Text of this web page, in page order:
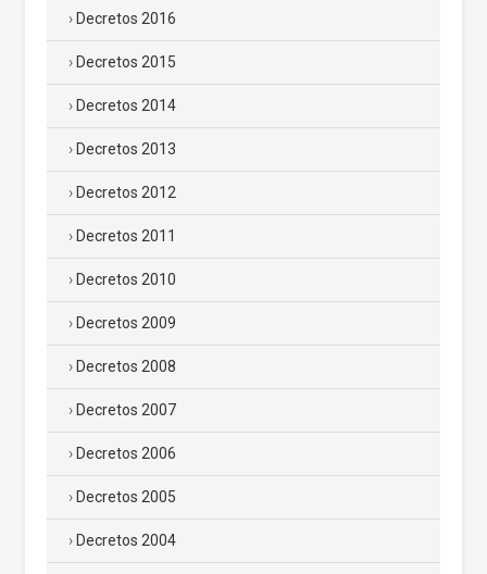
Decretos 2016
Decretos 2015
Decretos 2014
Decretos 2013
Decretos 2012
Decretos 2011
Decretos 2010
Decretos 2009
Decretos 2008
Decretos 2007
Decretos 2006
Decretos 2005
Decretos 2004